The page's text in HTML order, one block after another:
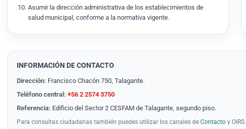
Asumir la dirección administrativa de los establecimientos de
salud municipal, conforme a la normativa vigente.
INFORMACIÓN DE CONTACTO
Dirección: Francisco Chacón 750, Talagante.
Teléfono central: +56 2 2574 3750
Referencia: Edificio del Sector 2 CESFAM de Talagante, segundo piso.
Para consultas ciudadanas también puedes utilizar los canales de Contactoy OIRS.